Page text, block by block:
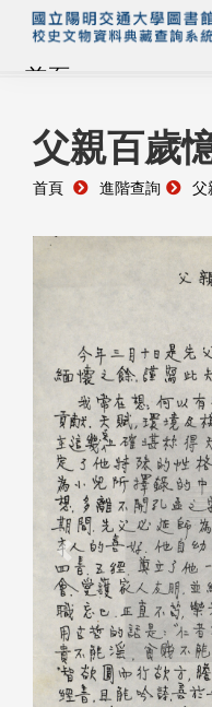
首頁
藏品查詢
校史館簡介
管理者登入
父親百歲
首頁 進階查詢 父
Previous